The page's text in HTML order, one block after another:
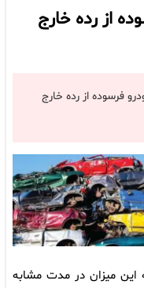
از رده خارج
جاری حدود ۱۷هزار خودرو فرسوده از رده خارج
میزان در مدت مشابه